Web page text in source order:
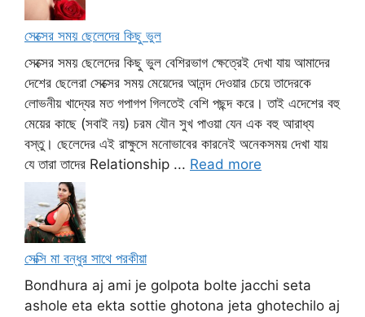
সেক্সের সময় ছেলেদের কিছু ভুল
সেক্সের সময় ছেলেদের কিছু ভুল বেশিরভাগ ক্ষেত্রেই দেখা যায় আমাদের
দেশের ছেলেরা সেক্সের সময় মেয়েদের আনন্দ দেওয়ার চেয়ে তাদেরকে
লোভনীয় খাদ্যের মত গপাগপ গিলতেই বেশি পছন্দ করে। তাই এদেশের বহু
মেয়ের কাছে (সবাই নয়) চরম যৌন সুখ পাওয়া যেন এক বহু আরাধ্য
বস্তু। ছেলেদের এই রাক্ষুসে মনোভাবের কারনেই অনেকসময় দেখা যায়
যে তারা তাদের Relationship ... Read more
সেক্সি মা বন্ধুর সাথে পরকীয়া
Bondhura aj ami je golpota bolte jacchi seta
ashole eta ekta sottie ghotona jeta ghotechilo aj